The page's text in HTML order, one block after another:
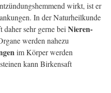
wirkt, ist er
In der Naturheilkunde
sehr gerne bei Nieren-
werden nahezu
im Körper werden
kann Birkensaft